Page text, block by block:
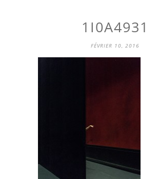
1I0A4931
FÉVRIER 10, 2016